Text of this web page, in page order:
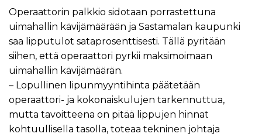
Operaattorin palkkio sidotaan porrastettuna
uimahallin kävijämäärään ja Sastamalan kaupunki
saa lipputulot sataprosenttisesti. Tällä pyritään
siihen, että operaattori pyrkii maksimoimaan
uimahallin kävijämäärän.
– Lopullinen lipunmyyntihinta päätetään
operaattori- ja kokonaiskulujen tarkennuttua,
mutta tavoitteena on pitää lippujen hinnat
kohtuullisella tasolla, toteaa tekninen johtaja